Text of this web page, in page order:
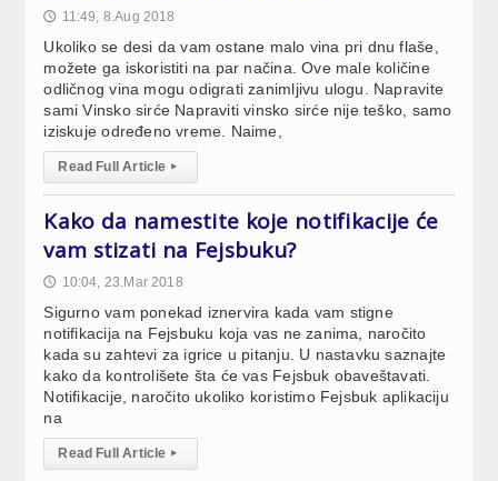
🕔 11:49, 8.Aug 2018
Ukoliko se desi da vam ostane malo vina pri dnu flaše,
možete ga iskoristiti na par načina. Ove male količine
odličnog vina mogu odigrati zanimljivu ulogu. Napravite
sami Vinsko sirće Napraviti vinsko sirće nije teško, samo
iziskuje određeno vreme. Naime,
Read Full Article ▸
Kako da namestite koje notifikacije će
vam stizati na Fejsbuku?
🕔 10:04, 23.Mar 2018
Sigurno vam ponekad iznervira kada vam stigne
notifikacija na Fejsbuku koja vas ne zanima, naročito
kada su zahtevi za igrice u pitanju. U nastavku saznajte
kako da kontrolišete šta će vas Fejsbuk obaveštavati.
Notifikacije, naročito ukoliko koristimo Fejsbuk aplikaciju
na
Read Full Article ▸